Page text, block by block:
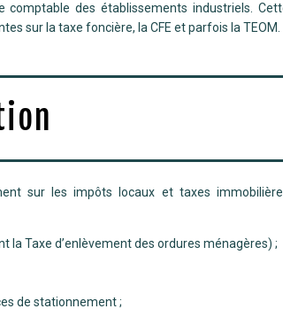
des établissements industriels.
sur la taxe foncière, la CFE et parfois la TEOM.
sur les impôts locaux et taxes
la Taxe d’enlèvement des ordures ménagères) ;
de stationnement ;